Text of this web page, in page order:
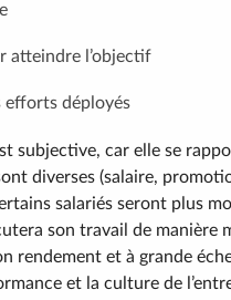
atteindre l’objectif
efforts déployés
subjective, car elle se
diverses (salaire,
salariés seront plus
son travail de manière
rendement et à grande
et la culture de